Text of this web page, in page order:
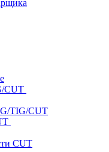
CUT
TIG/CUT
CUT